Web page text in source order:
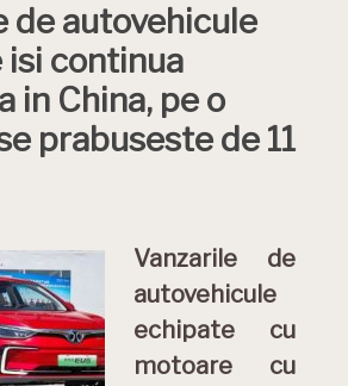
de autovehicule
continua
in China, pe o
prabuseste de 11
Vanzarile de
autovehicule
echipate cu
motoare cu